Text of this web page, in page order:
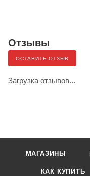
Отзывы
ОСТАВИТЬ ОТЗЫВ
Загрузка отзывов...
МАГАЗИНЫ
КАК КУПИТЬ